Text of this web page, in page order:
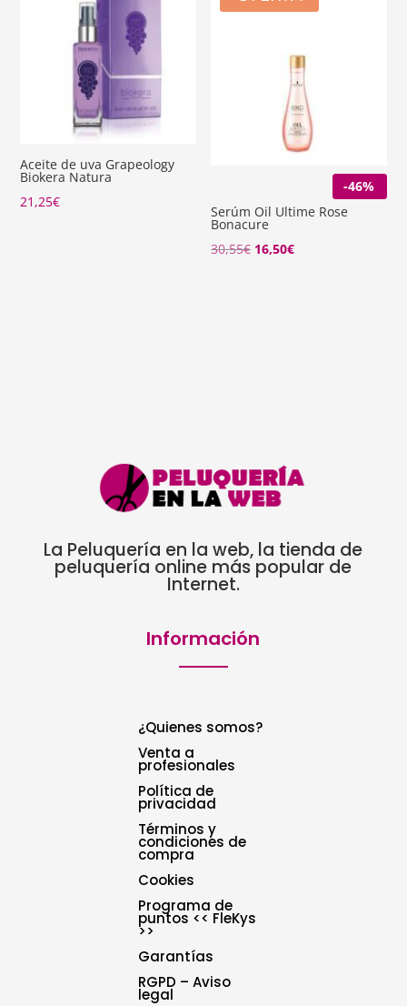
Aceite de uva Grapeology
Biokera Natura
21,25€
-46%
Serúm Oil Ultime Rose
Bonacure
30,55€ El
16,50€El
La Peluquería en la web, la tienda de
peluquería online más popular de
Internet.
Información
¿Quienes somos?
Venta a
profesionales
Política de
privacidad
Términos y
condiciones de
compra
Cookies
Programa de
puntos << FleKys
>>
Garantías
RGPD – Aviso
legal